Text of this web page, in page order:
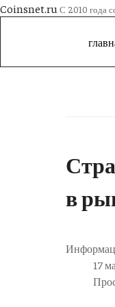
Coinsnet.ru С 2010 года
в
17